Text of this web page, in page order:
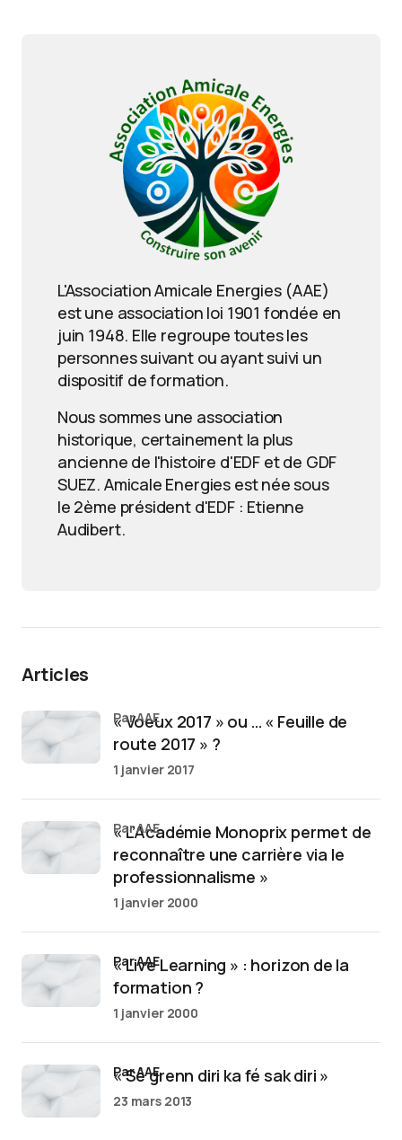
L'Association Amicale Energies (AAE)
est une association loi 1901 fondée en
juin 1948. Elle regroupe toutes les
personnes suivant ou ayant suivi un
dispositif de formation.
Nous sommes une association
historique, certainement la plus
ancienne de l'histoire d'EDF et de GDF
SUEZ. Amicale Energies est née sous
le 2ème président d'EDF : Etienne
Audibert.
Articles
« Voeux 2017 » ou … « Feuille de
route 2017 » ?
par AAE
1 janvier 2017
« L’Académie Monoprix permet de
reconnaître une carrière via le
professionnalisme »
par AAE
1 janvier 2000
« Live Learning » : horizon de la
formation ?
par AAE
1 janvier 2000
« Sé grenn diri ka fé sak diri »
par AAE
23 mars 2013